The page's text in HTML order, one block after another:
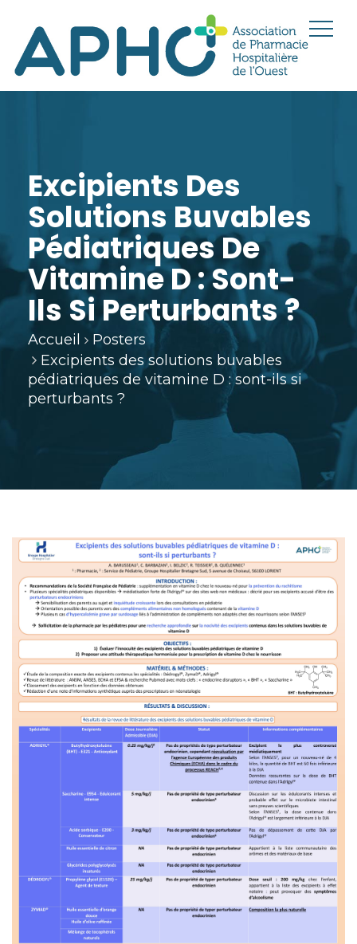
Excipients Des
Solutions Buvables
Pédiatriques De
Vitamine D : Sont-
Ils Si Perturbants ?
Accueil
Posters
Excipients des solutions buvables
pédiatriques de vitamine D : sont-ils si
perturbants ?